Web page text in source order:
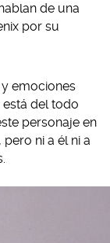
de una
por su
emociones
del todo
personaje en
, pero ni a él ni a